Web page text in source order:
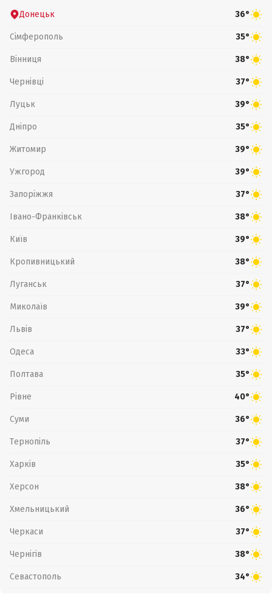
Донецьк 36°
Сімферополь 35°
Вінниця 38°
Чернівці 37°
Луцьк 39°
Дніпро 35°
Житомир 39°
Ужгород 39°
Запоріжжя 37°
Івано-Франківськ 38°
Київ 39°
Кропивницький 38°
Луганськ 37°
Миколаїв 39°
Львів 37°
Одеса 33°
Полтава 35°
Рівне 40°
Суми 36°
Тернопіль 37°
Харків 35°
Херсон 38°
Хмельницький 36°
Черкаси 37°
Чернігів 38°
Севастополь 34°